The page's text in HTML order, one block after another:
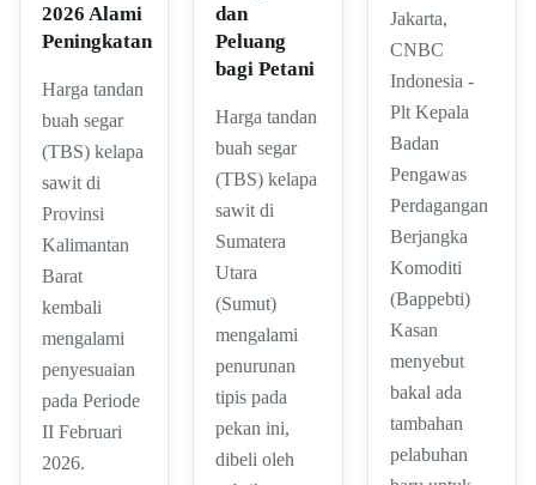
2026 Alami
Peningkatan
Harga tandan
buah segar
(TBS) kelapa
sawit di
Provinsi
Kalimantan
Barat
kembali
mengalami
penyesuaian
pada Periode
II Februari
2026.
dan
Peluang
bagi Petani
Harga tandan
buah segar
(TBS) kelapa
sawit di
Sumatera
Utara
(Sumut)
mengalami
penurunan
tipis pada
pekan ini,
dibeli oleh
Jakarta,
CNBC
Indonesia -
Plt Kepala
Badan
Pengawas
Perdagangan
Berjangka
Komoditi
(Bappebti)
Kasan
menyebut
bakal ada
tambahan
pelabuhan